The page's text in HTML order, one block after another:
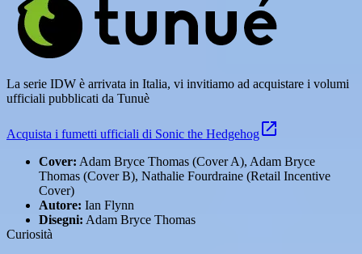
La serie IDW è arrivata in Italia, vi invitiamo ad acquistare i volumi
ufficiali pubblicati da Tunuè
Acquista i fumetti ufficiali di Sonic the Hedgehog
Cover: Adam Bryce Thomas (Cover A), Adam Bryce
Thomas (Cover B), Nathalie Fourdraine (Retail Incentive
Cover)
Autore: Ian Flynn
Disegni: Adam Bryce Thomas
Curiosità